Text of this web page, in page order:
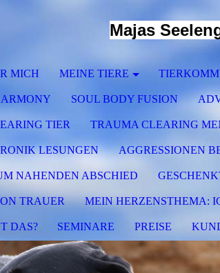
Majas
MICH MEINE TIERE
SOUL BODY FUSION
TIER TRAUMA CLEARING
LESUNGEN AGGRESSIONEN
NAHENDEN ABSCHIED
TRAUER MEIN HERZENSTHEMA:
DAS? SEMINARE PREISE